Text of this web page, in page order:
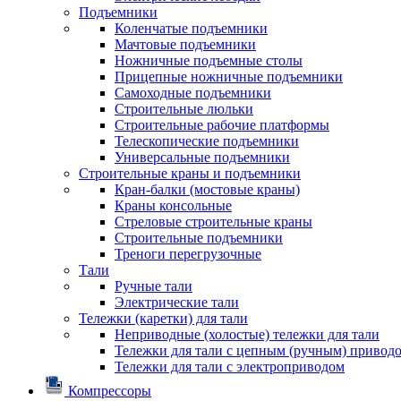
Подъемники
Коленчатые подъемники
Мачтовые подъемники
Ножничные подъемные столы
Прицепные ножничные подъемники
Самоходные подъемники
Строительные люльки
Строительные рабочие платформы
Телескопические подъемники
Универсальные подъемники
Строительные краны и подъемники
Кран-балки (мостовые краны)
Краны консольные
Стреловые строительные краны
Строительные подъемники
Треноги перегрузочные
Тали
Ручные тали
Электрические тали
Тележки (каретки) для тали
Неприводные (холостые) тележки для тали
Тележки для тали с цепным (ручным)
Тележки для тали с электроприводом
Компрессоры